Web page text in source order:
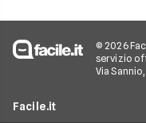
© 2026
servizio
Via
Facile.it